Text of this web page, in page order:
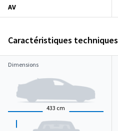
AV
Caractéristiques techniques
Dimensions
433 cm